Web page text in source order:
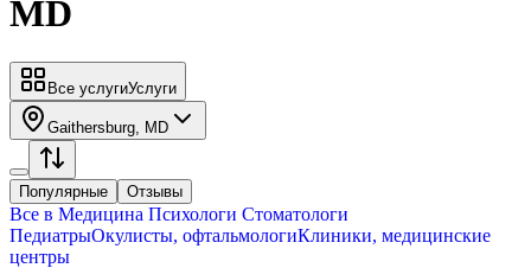
MD
Все услугиУслуги
Gaithersburg, MD
Популярные Отзывы
Все в Медицина Психологи Стоматологи
ПедиатрыОкулисты, офтальмологиКлиники, медицинские
центры